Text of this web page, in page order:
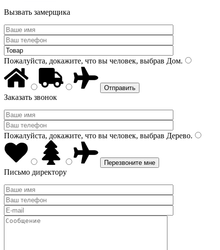
Вызвать замерщика
Пожалуйста, докажите, что вы человек, выбрав Дом.
Заказать звонок
Пожалуйста, докажите, что вы человек, выбрав Дерево.
Письмо директору